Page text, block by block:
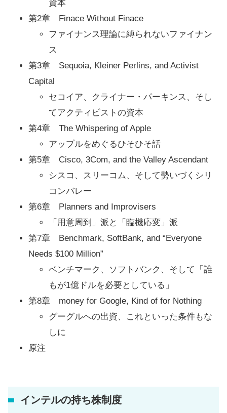
資本
第2章 Finace Without Finace
ファイナンス理論に縛られないファイナン
ス
第3章 Sequoia, Kleiner Perlins, and Activist
Capital
セコイア、クライナー・パーキンス、そし
てアクティビストの資本
第4章 The Whispering of Apple
アップルをめぐるひそひそ話
第5章 Cisco, 3Com, and the Valley Ascendant
シスコ、スリーコム、そして勢いづくシリ
コンバレー
第6章 Planners and Improvisers
「用意周到」派と「臨機応変」派
第7章 Benchmark, SoftBank, and “Everyone
Needs $100 Million”
ベンチマーク、ソフトバンク、そして「誰
もが1億ドルを必要としている」
第8章 money for Google, Kind of for Nothing
グーグルへの出資、これといった条件もな
しに
原注
インテルの持ち株制度